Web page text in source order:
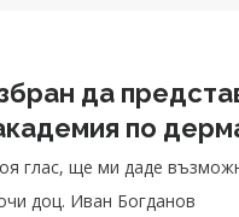
да
по
глас, ще ми даде
доц. Иван Богданов